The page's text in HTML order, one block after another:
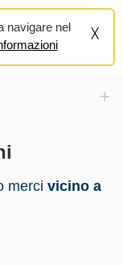
navigare nel
+
merci vicino a